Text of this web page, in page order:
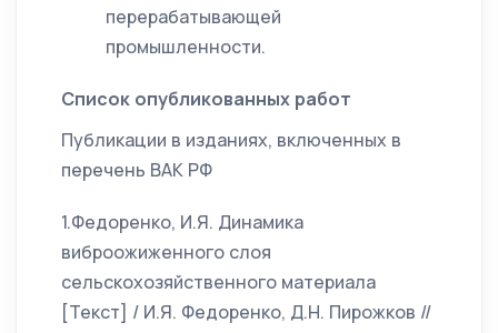
перерабатывающей
промышленности.
Список опубликованных работ
Публикации в изданиях, включенных в
перечень ВАК РФ
1.Федоренко, И.Я. Динамика
виброожиженного слоя
сельскохозяйственного материала
[Текст] / И.Я. Федоренко, Д.Н. Пирожков //